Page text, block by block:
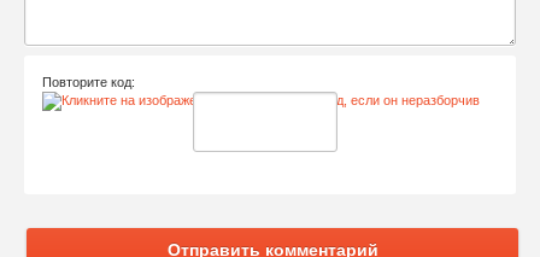
Повторите код:
Отправить комментарий